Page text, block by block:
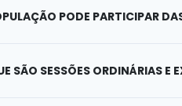
PODE PARTICIPAR
SÃO SESSÕES ORDINÁRIAS E